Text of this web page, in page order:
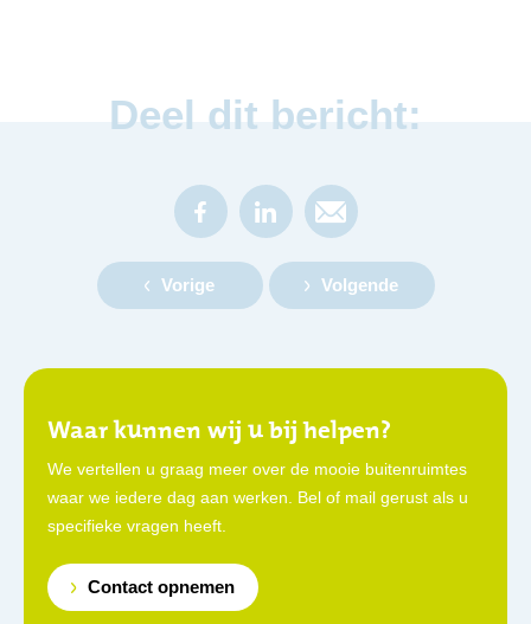
Deel dit bericht:
Vorige Volgende
Waar kunnen wij u bij helpen?
We vertellen u graag meer over de mooie buitenruimtes
waar we iedere dag aan werken. Bel of mail gerust als u
specifieke vragen heeft.
Contact opnemen